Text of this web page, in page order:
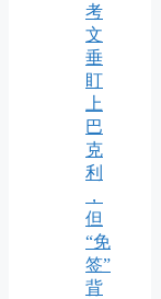
考
文
垂
盯
上
巴
克
利
，
但
“免
签”
背